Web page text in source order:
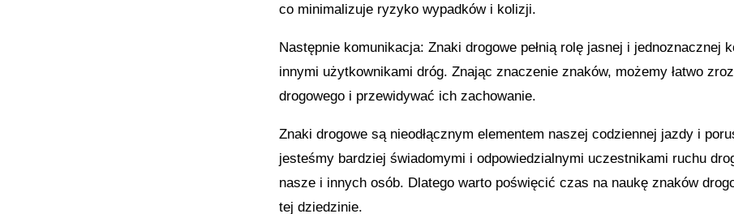
co minimalizuje ryzyko wypadków i kolizji.
Następnie komunikacja: Znaki drogowe pełnią rolę jasnej i
innymi użytkownikami dróg. Znając znaczenie znaków, możemy łatwo
drogowego i przewidywać ich zachowanie.
Znaki drogowe są nieodłącznym elementem naszej codziennej jazdy i
jesteśmy bardziej świadomymi i odpowiedzialnymi uczestnikami ruchu
nasze i innych osób. Dlatego warto poświęcić czas na naukę znaków
tej dziedzinie.